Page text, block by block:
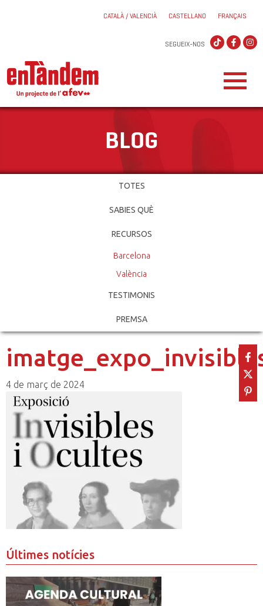
CATALÀ / VALENCIÀ CASTELLANO FRANÇAIS
SEGUEIX-NOS
BLOG
TOTES
SABIES QUÈ
RECURSOS
Barcelona
València
TESTIMONIS
PREMSA
4 de març de 2024
Últimes notícies